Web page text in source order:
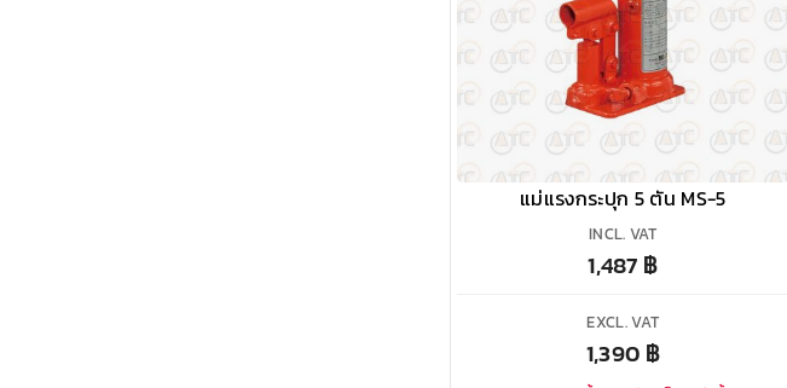
แม่แรงกระปุก 5 ตัน MS-5
INCL. VAT
1,487 ฿
EXCL. VAT
1,390 ฿